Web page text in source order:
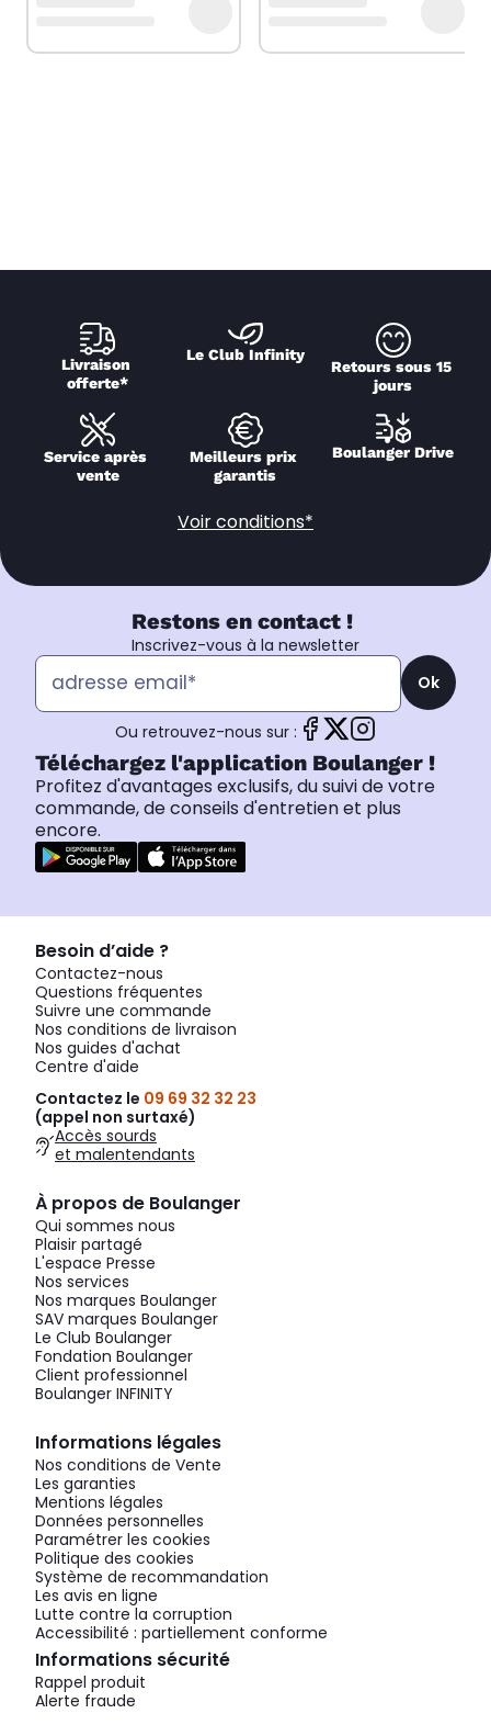
Livraison
offerte*
Le Club Infinity
Retours sous 15
jours
Service après
vente
Meilleurs prix
garantis
Boulanger Drive
Voir conditions*
Restons en contact !
Inscrivez-vous à la newsletter
Ok
Ou retrouvez-nous sur :
Téléchargez l'application Boulanger !
Profitez d'avantages exclusifs, du suivi de votre
commande, de conseils d'entretien et plus
encore.
Besoin d’aide ?
Contactez-nous
Questions fréquentes
Suivre une commande
Nos conditions de livraison
Nos guides d'achat
Centre d'aide
Contactez le 09 69 32 32 23
(appel non surtaxé)
Accès sourds
et malentendants
À propos de Boulanger
Qui sommes nous
Plaisir partagé
L'espace Presse
Nos services
Nos marques Boulanger
SAV marques Boulanger
Le Club Boulanger
Fondation Boulanger
Client professionnel
Boulanger INFINITY
Informations légales
Nos conditions de Vente
Les garanties
Mentions légales
Données personnelles
Paramétrer les cookies
Politique des cookies
Système de recommandation
Les avis en ligne
Lutte contre la corruption
Accessibilité : partiellement conforme
Informations sécurité
Rappel produit
Alerte fraude